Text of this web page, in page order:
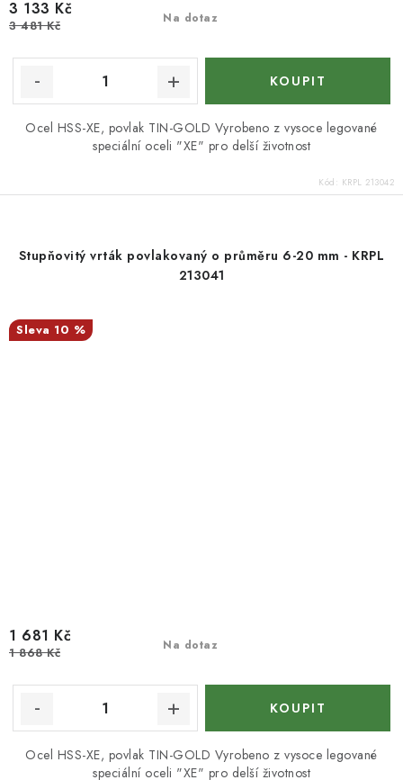
Na dotaz
3 133 Kč
3 481 Kč
Ocel HSS-XE, povlak TIN-GOLD Vyrobeno z vysoce legované
speciální oceli "XE" pro delší životnost
Kód: KRPL 213042
Stupňovitý vrták povlakovaný o průměru 6-20 mm - KRPL
213041
10 %
Na dotaz
1 681 Kč
1 868 Kč
Ocel HSS-XE, povlak TIN-GOLD Vyrobeno z vysoce legované
speciální oceli "XE" pro delší životnost